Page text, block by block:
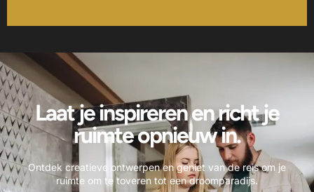
Laat je inspireren en richt je
ruimte opnieuw in.
Ontdek creatieve ontwerpen en geniet van de reis om je
ruimte om te toveren tot een droomparadijs.